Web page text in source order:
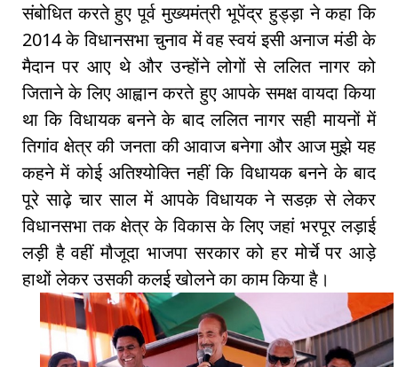
संबोधित करते हुए पूर्व मुख्यमंत्री भूपेंद्र हुड्ड़ा ने कहा कि
2014 के विधानसभा चुनाव में वह स्वयं इसी अनाज मंडी के
मैदान पर आए थे और उन्होंने लोगों से ललित नागर को
जिताने के लिए आह्वान करते हुए आपके समक्ष वायदा किया
था कि विधायक बनने के बाद ललित नागर सही मायनों में
तिगांव क्षेत्र की जनता की आवाज बनेगा और आज मुझे यह
कहने में कोई अतिश्योक्ति नहीं कि विधायक बनने के बाद
पूरे साढ़े चार साल में आपके विधायक ने सडक़ से लेकर
विधानसभा तक क्षेत्र के विकास के लिए जहां भरपूर लड़ाई
लड़ी है वहीं मौजूदा भाजपा सरकार को हर मोर्चे पर आड़े
हाथों लेकर उसकी कलई खोलने का काम किया है।